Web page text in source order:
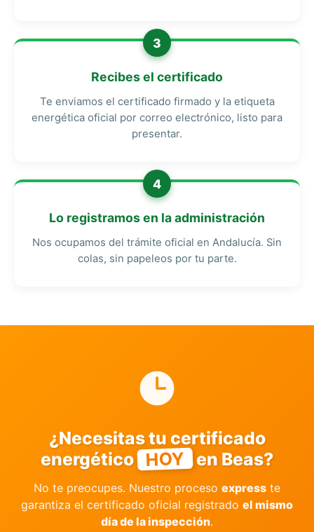
3
Recibes el certificado
Te enviamos el certificado firmado y la etiqueta
energética oficial por correo electrónico, listo para
presentar.
4
Lo registramos en la administración
Nos ocupamos del trámite oficial en Andalucía. Sin
colas, sin papeleos por tu parte.
¿Necesitas tu certificado
energético HOY en Beas?
No te preocupes. Nuestro proceso express te
garantiza el certificado oficial registrado el mismo
día de la inspección.